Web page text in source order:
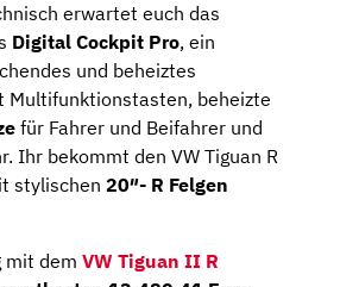
erwartet euch das
Digital Cockpit Pro, ein
und beheiztes
Multifunktionstasten, beheizte
für Fahrer und Beifahrer und
Ihr bekommt den VW Tiguan R
stylischen 20″- R Felgen
mit dem VW Tiguan II R